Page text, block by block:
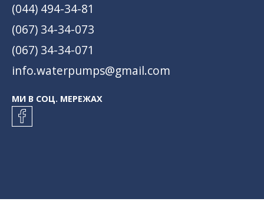
(044) 494-34-81
(067) 34-34-073
(067) 34-34-071
info.waterpumps@gmail.com
МИ В СОЦ. МЕРЕЖАХ